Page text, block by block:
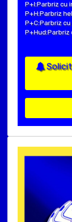
P+I:Parbriz cu
P+H:Parbriz
P+C:Parbriz
P+Hud:Parbriz